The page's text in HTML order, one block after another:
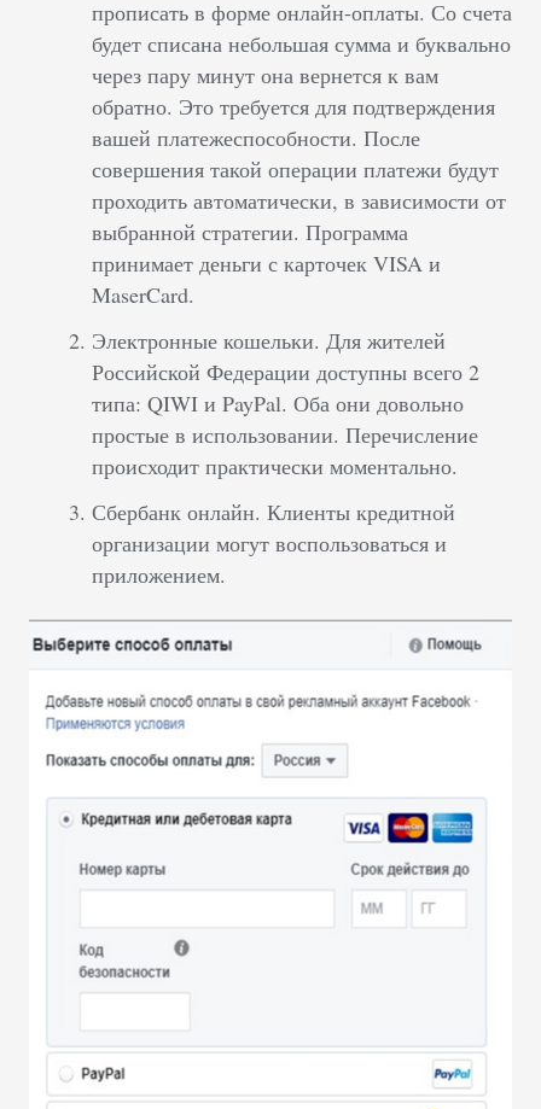
прописать в форме онлайн-оплаты. Со счета
будет списана небольшая сумма и буквально
через пару минут она вернется к вам
обратно. Это требуется для подтверждения
вашей платежеспособности. После
совершения такой операции платежи будут
проходить автоматически, в зависимости от
выбранной стратегии. Программа
принимает деньги с карточек VISA и
MaserCard.
Электронные кошельки. Для жителей
Российской Федерации доступны всего 2
типа: QIWI и PayPal. Оба они довольно
простые в использовании. Перечисление
происходит практически моментально.
Сбербанк онлайн. Клиенты кредитной
организации могут воспользоваться и
приложением.